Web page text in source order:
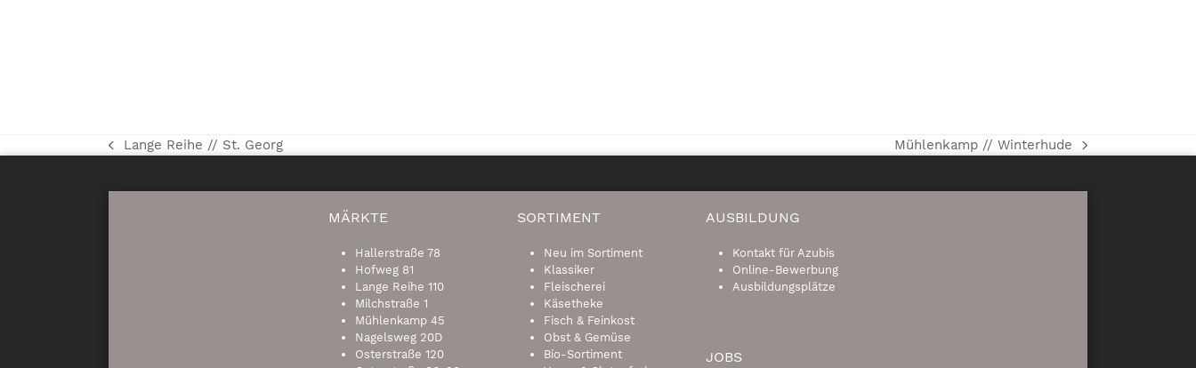
vorheriger
Lange Reihe // St. Georg
Nächster
Mühlenkamp // Winterhude
MÄRKTE
Hallerstraße 78
Hofweg 81
Lange Reihe 110
Milchstraße 1
Mühlenkamp 45
Nagelsweg 20D
Osterstraße 120
SORTIMENT
Neu im Sortiment
Klassiker
Fleischerei
Käsetheke
Fisch & Feinkost
Obst & Gemüse
Bio-Sortiment
AUSBILDUNG
Kontakt für Azubis
Online-Bewerbung
Ausbildungsplätze
JOBS